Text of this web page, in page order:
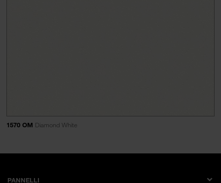
1570 OM Diamond White
PANNELLI